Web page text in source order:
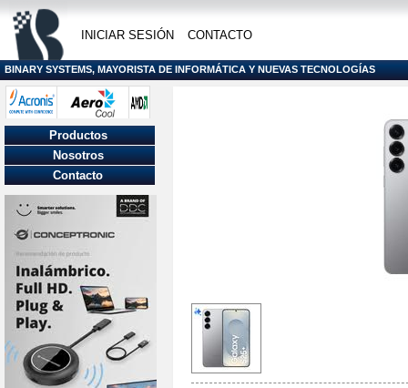
INICIAR SESIÓN CONTACTO
BINARY SYSTEMS, MAYORISTA DE INFORMÁTICA Y NUEVAS TECNOLOGÍAS
Productos
Nosotros
Contacto